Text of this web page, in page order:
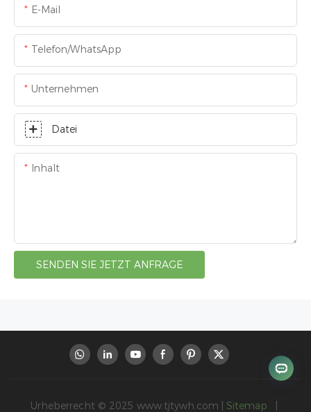
E-Mail
Telefon/WhatsApp
Unternehmen
Datei
Inhalt
SENDEN SIE JETZT ANFRAGE
Urheberrecht © 2025 www.tjtywh.com Sitemap